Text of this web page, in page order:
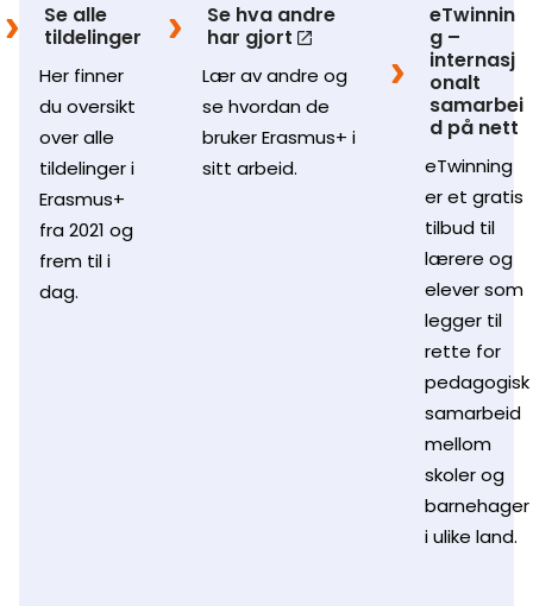
Se alle
tildelinger
Her finner
du oversikt
over alle
tildelinger i
Erasmus+
fra 2021 og
frem til i
dag.
Se hva andre
har gjort
Lær av andre og
se hvordan de
bruker Erasmus+ i
sitt arbeid.
eTwinnin
g –
internasj
onalt
samarbei
d på nett
eTwinning
er et gratis
tilbud til
lærere og
elever som
legger til
rette for
pedagogisk
samarbeid
mellom
skoler og
barnehager
i ulike land.